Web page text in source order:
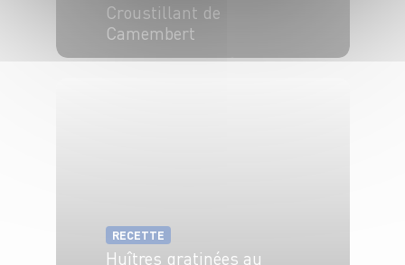
Croustillant de
Camembert
4 pers. 5 min 10 min
RECETTE
Huîtres gratinées au